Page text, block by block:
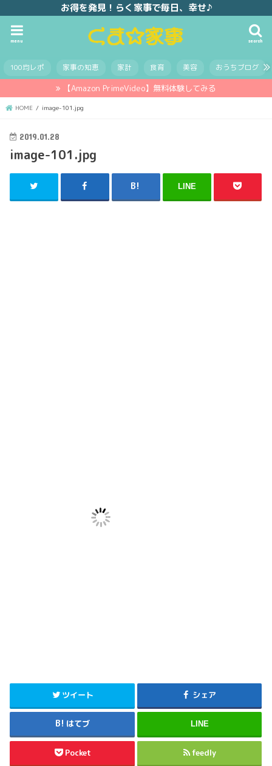
お得を発見！らく家事で毎日、幸せ♪
search
menu
100均レポ 家事の知恵 家計 食育 美容 おうちブログ
【Amazon PrimeVideo】無料体験してみる
HOME image-101.jpg
2019.01.28
image-101.jpg
LINE
ツイート シェア
はてブ LINE
Pocket feedly